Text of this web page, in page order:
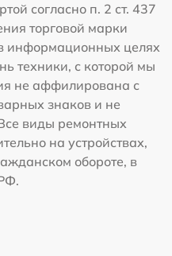
согласно п. 2 ст. 437
торговой марки
информационных целях
техники, с которой мы
не аффилирована с
знаков и не
виды ремонтных
на устройствах,
обороте, в